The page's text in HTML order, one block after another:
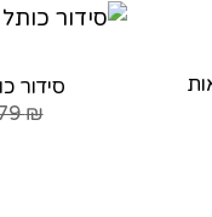
סידור
₪